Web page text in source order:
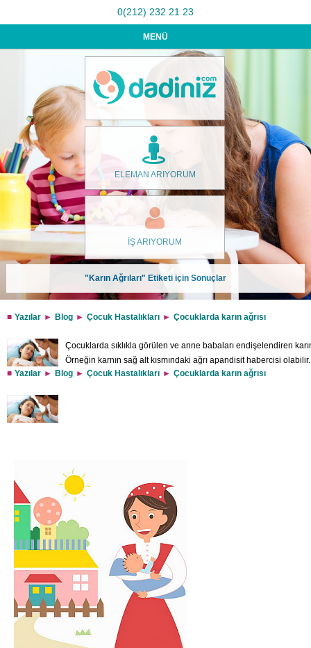
0(212) 232 21 23
MENÜ
ELEMAN ARIYORUM
İŞ ARIYORUM
"Karın Ağrıları" Etiketi için Sonuçlar
Yazılar Blog Çocuk Hastalıkları Çocuklarda karın ağrısı
Çocuklarda sıklıkla görülen ve anne babaları endişelendiren
Örneğin karnın sağ alt kısmındaki ağrı apandisit habercisi
arkaya doğru yan taraflarındaysa böbreklerde veya idrar
muayeneden geçirilmesi ve muhtemel sebeplerin araştırılması gerekir.
Yazılar Blog Çocuk Hastalıkları Çocuklarda karın ağrısı